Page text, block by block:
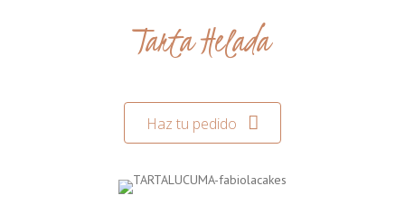
Tarta Helada
Haz tu pedido